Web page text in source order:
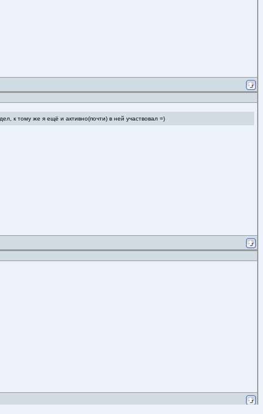
к тому же я ещё и активно(почти) в ней участвовал =)